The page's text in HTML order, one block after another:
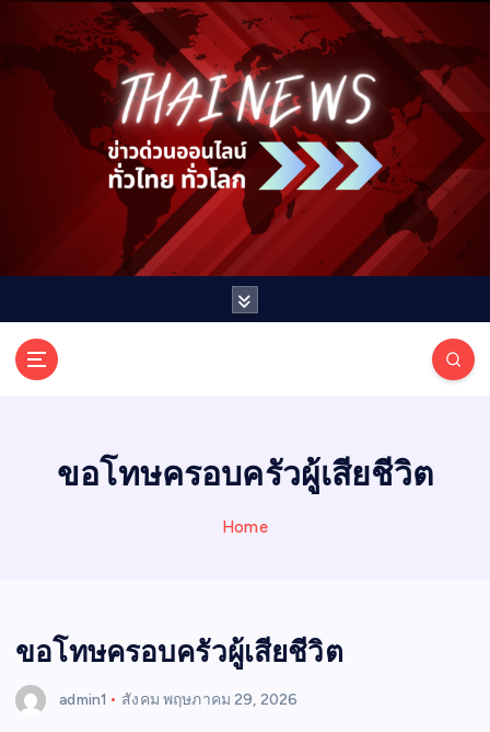
I
N
E
ขอโทษครอบครัวผู้เสียชีวิต
Home
ขอโทษครอบครัวผู้เสียชีวิต
admin1 สังคม พฤษภาคม 29, 2026